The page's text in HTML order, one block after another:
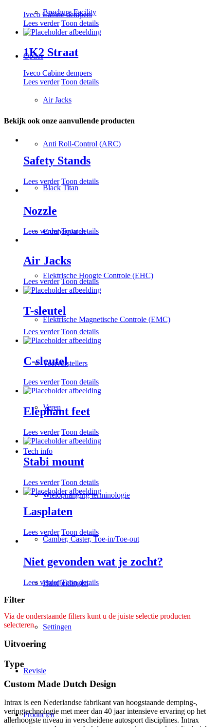
Brochure Facility
Opties
Air Jacks
Anti Roll-Control (ARC)
Black Titan
Camberplaten
Elektrische Hoogte Controle (EHC)
Elektrische Magnetische Controle (EMC)
Veerverstellers
Veren
Tech info
Wielophanging terminologie
Camber, Caster, Toe-in/Toe-out
Handleidingen
Settingen
Revisie
Producten
Iveco Cabine dempers
Lees verder Toon details
1K2 Straat
Iveco Cabine dempers
Lees verder Toon details
Bekijk ook onze aanvullende producten
Safety Stands
Lees verder Toon details
Nozzle
Lees verder Toon details
Air Jacks
Lees verder Toon details
T-sleutel
Lees verder Toon details
C-sleutel
Lees verder Toon details
Elephant feet
Lees verder Toon details
Stabi mount
Lees verder Toon details
Lasplaten
Lees verder Toon details
Niet gevonden wat je zocht?
Lees verder Toon details
Filter
Via de onderstaande filters kunt u de juiste selectie producten
selecteren.
Uitvoering
Type
Custom Made Dutch Design
Intrax is een Nederlandse fabrikant van hoogstaande demping-,
veringtechnologie met meer dan 40 jaar intensieve ervaring op het
allerhoogste niveau in verscheidene autosport disciplines. Intrax